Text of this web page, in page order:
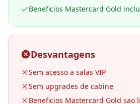
Beneficios Mastercard Gold
Desvantagens
Sem acesso a salas VIP
Sem upgrades de cabine
Beneficios Mastercard Gold sao